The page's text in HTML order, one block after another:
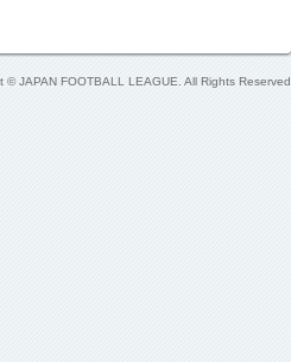
© JAPAN FOOTBALL LEAGUE. All Rights Reserved.